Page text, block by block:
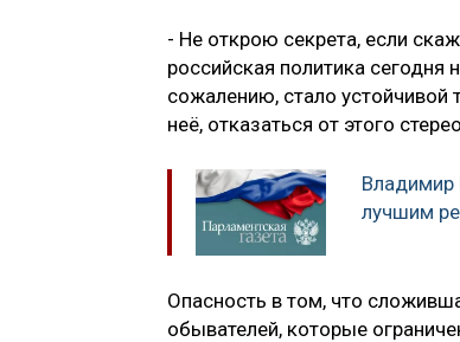
- Не открою секрета, если
российская политика сегодня
сожалению, стало устойчивой
неё, отказаться от этого
Владимир
лучшим
Опасность в том, что
обывателей, которые